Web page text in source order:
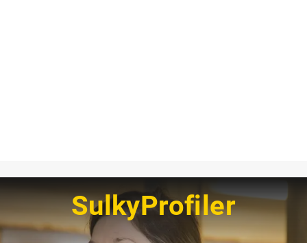
SulkyProfiler